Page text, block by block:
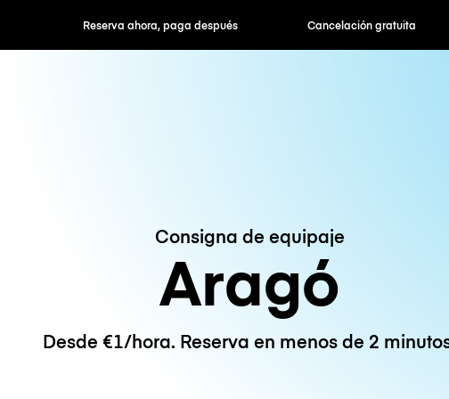
Reserva ahora, paga después Cancelación gratuita Tarifas
Consigna de equipaje
Aragó
Desde €1/hora. Reserva en menos de 2